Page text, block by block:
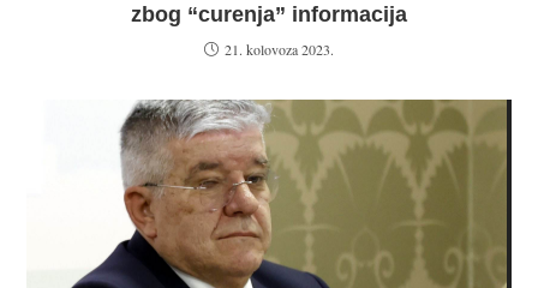
zbog “curenja” informacija
21. kolovoza 2023.